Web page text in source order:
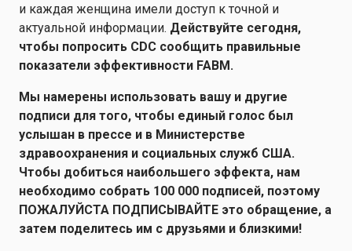
и каждая женщина имели доступ к точной и
актуальной информации. Действуйте сегодня,
чтобы попросить CDC сообщить правильные
показатели эффективности FABM.
Мы намерены использовать вашу и другие
подписи для того, чтобы единый голос был
услышан в прессе и в Министерстве
здравоохранения и социальных служб США.
Чтобы добиться наибольшего эффекта, нам
необходимо собрать 100 000 подписей, поэтому
ПОЖАЛУЙСТА ПОДПИСЫВАЙТЕ это обращение, а
затем поделитесь им с друзьями и близкими!